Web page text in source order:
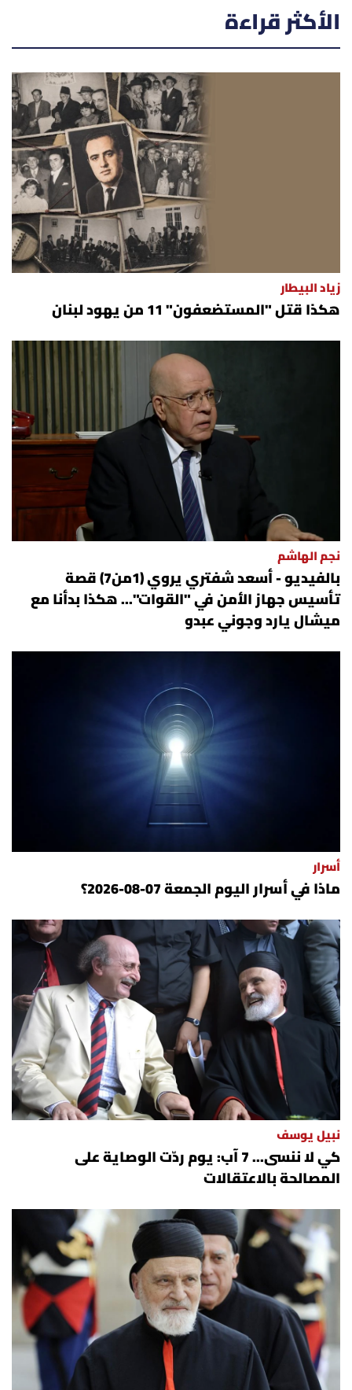
الأكثر قراءة
زياد البيطار
هكذا قتل "المستضعفون" 11 من يهود لبنان
نجم الهاشم
بالفيديو - أسعد شفتري يروي (1من7) قصة
تأسيس جهاز الأمن في "القوات"... هكذا بدأنا مع
ميشال يارد وجوني عبدو
أسرار
ماذا في أسرار اليوم الجمعة 07-08-2026؟
نبيل يوسف
كي لا ننسى... 7 آب: يوم ردّت الوصاية على
المصالحة بالاعتقالات